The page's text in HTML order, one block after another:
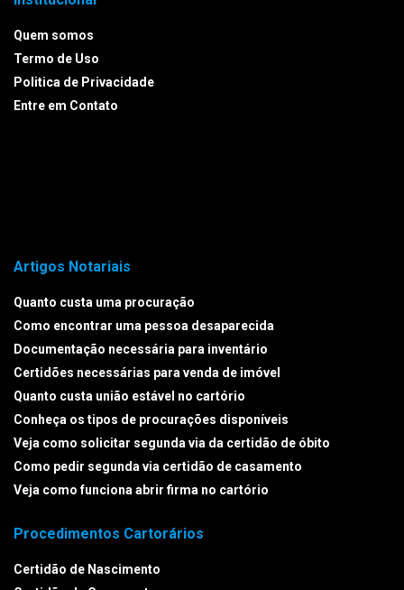
Quem somos
Termo de Uso
Politica de Privacidade
Entre em Contato
Artigos Notariais
Quanto custa uma procuração
Como encontrar uma pessoa desaparecida
Documentação necessária para inventário
Certidões necessárias para venda de imóvel
Quanto custa união estável no cartório
Conheça os tipos de procurações disponíveis
Veja como solicitar segunda via da certidão de óbito
Como pedir segunda via certidão de casamento
Veja como funciona abrir firma no cartório
Procedimentos Cartorários
Certidão de Nascimento